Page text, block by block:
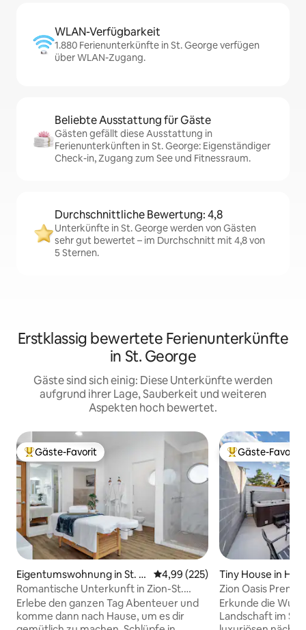
WLAN-Verfügbarkeit
1.880 Ferienunterkünfte in St. George verfügen
über WLAN-Zugang.
Beliebte Ausstattung für Gäste
Gästen gefällt diese Ausstattung in
Ferienunterkünften in St. George: Eigenständiger
Check-in, Zugang zum See und Fitnessraum.
Durchschnittliche Bewertung: 4,8
Unterkünfte in St. George werden von Gästen
sehr gut bewertet – im Durchschnitt mit 4,8 von
5 Sternen.
Erstklassig bewertete Ferienunterkünfte
in St. George
Gäste sind sich einig: Diese Unterkünfte werden
aufgrund ihrer Lage, Sauberkeit und weiteren
Aspekten hoch bewertet.
Beliebter Gäste-Favorit.
Gäste-Favorit
Eigentumswohnung in St. G
eorge
Durchschnittliche Bewertung:
4,99 (225)
Romantische Unterkunft in Zion-St.
George mit privatem Whirlpool
Erlebe den ganzen Tag Abenteuer und
komme dann nach Hause, um es dir
Beliebter Gäste-
Gäste-Favorit
Tiny House in
Zion Oasis
Erkunde die
Landschaft im